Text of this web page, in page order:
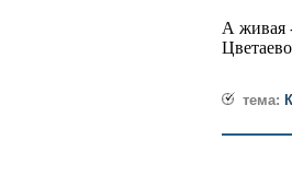
А живая
тема: